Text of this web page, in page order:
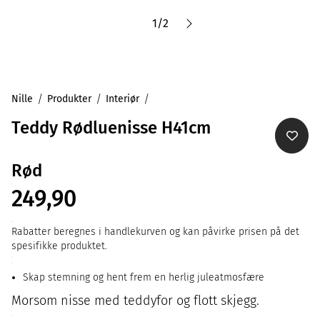
1/2
Nille Produkter Interiør
Teddy Rødluenisse H41cm
Rød
249,90
Rabatter beregnes i handlekurven og kan påvirke prisen på det
spesifikke produktet.
Skap stemning og hent frem en herlig juleatmosfære
Morsom nisse med teddyfor og flott skjegg.